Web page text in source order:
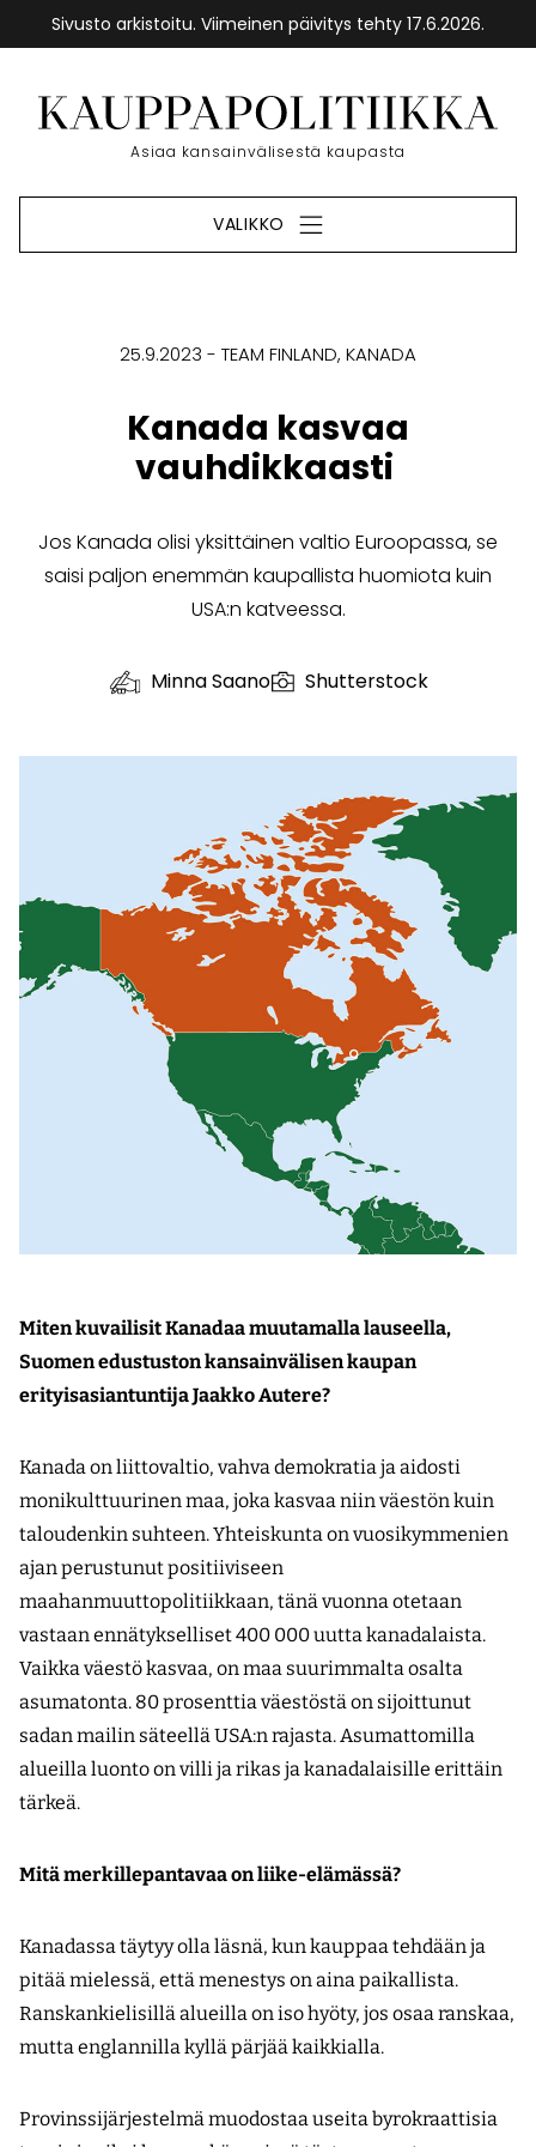
Sivusto arkistoitu. Viimeinen päivitys tehty 17.6.2026.
sisältöön
Etusivu
Asiaa kansainvälisestä kaupasta
VALIKKO
25.9.2023 TEAM FINLAND KANADA
Kanada kasvaa
vauhdikkaasti
Jos Kanada olisi yksittäinen valtio Euroopassa, se
saisi paljon enemmän kaupallista huomiota kuin
USA:n katveessa.
Minna Saano Shutterstock
Miten kuvailisit Kanadaa muutamalla lauseella,
Suomen edustuston kansainvälisen kaupan
erityisasiantuntija Jaakko Autere?
Kanada on liittovaltio, vahva demokratia ja aidosti
monikulttuurinen maa, joka kasvaa niin väestön kuin
taloudenkin suhteen. Yhteiskunta on vuosikymmenien
ajan perustunut positiiviseen
maahanmuuttopolitiikkaan, tänä vuonna otetaan
vastaan ennätykselliset 400 000 uutta kanadalaista.
Vaikka väestö kasvaa, on maa suurimmalta osalta
asumatonta. 80 prosenttia väestöstä on sijoittunut
sadan mailin säteellä USA:n rajasta. Asumattomilla
alueilla luonto on villi ja rikas ja kanadalaisille erittäin
tärkeä.
Mitä merkillepantavaa on liike-elämässä?
Kanadassa täytyy olla läsnä, kun kauppaa tehdään ja
pitää mielessä, että menestys on aina paikallista.
Ranskankielisillä alueilla on iso hyöty, jos osaa ranskaa,
mutta englannilla kyllä pärjää kaikkialla.
Provinssijärjestelmä muodostaa useita byrokraattisia